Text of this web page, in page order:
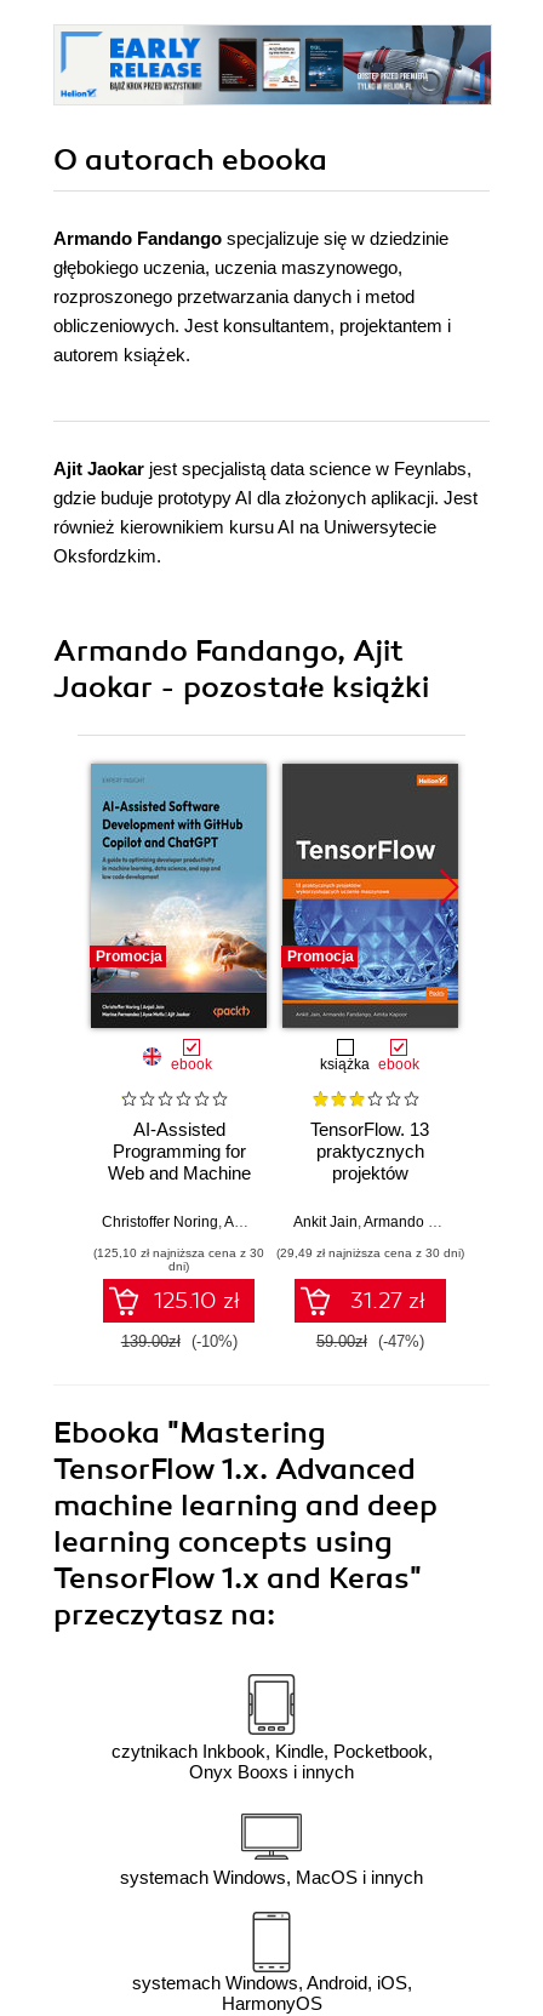
O autorach ebooka
Armando Fandango specjalizuje się w dziedzinie
głębokiego uczenia, uczenia maszynowego,
rozproszonego przetwarzania danych i metod
obliczeniowych. Jest konsultantem, projektantem i
autorem książek.
Ajit Jaokar jest specjalistą data science w Feynlabs,
gdzie buduje prototypy AI dla złożonych aplikacji. Jest
również kierownikiem kursu AI na Uniwersytecie
Oksfordzkim.
Armando Fandango, Ajit
Jaokar - pozostałe książki
Promocja
ebook
AI-Assisted
Programming for
Web and Machine
your development
ChatGPT and
GitHub Copilot
Christoffer Noring Anjali Jain ,Marina Fernandez,
(125,10 zł najniższa cena z 30
dni)
125.10 zł
139.00zł (-10%)
Promocja
książka ebook
TensorFlow. 13
praktycznych
projektów
uczenie
Ankit Jain Armando Fandango
(29,49 zł najniższa cena z 30 dni)
31.27 zł
59.00zł (-47%)
Ebooka "Mastering
TensorFlow 1.x. Advanced
machine learning and deep
learning concepts using
TensorFlow 1.x and Keras"
przeczytasz na:
czytnikach Inkbook, Kindle, Pocketbook,
Onyx Booxs i innych
systemach Windows, MacOS i innych
systemach Windows, Android, iOS,
HarmonyOS